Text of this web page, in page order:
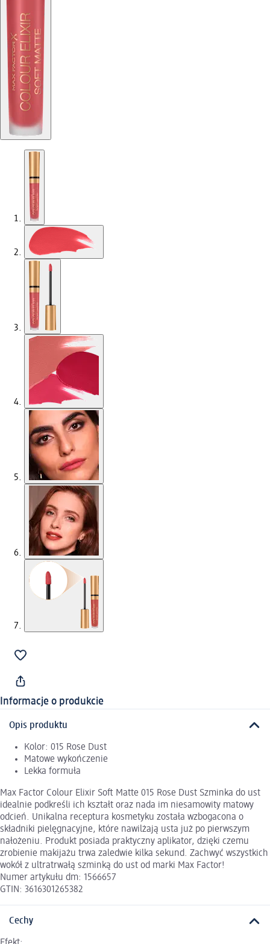
Informacje o produkcie
Opis produktu
Kolor: 015 Rose Dust
Matowe wykończenie
Lekka formuła
Max Factor Colour Elixir Soft Matte 015 Rose Dust Szminka do ust
idealnie podkreśli ich kształt oraz nada im niesamowity matowy
odcień. Unikalna receptura kosmetyku została wzbogacona o
składniki pielęgnacyjne, które nawilżają usta już po pierwszym
nałożeniu. Produkt posiada praktyczny aplikator, dzięki czemu
zrobienie makijażu trwa zaledwie kilka sekund. Zachwyć wszystkich
wokół z ultratrwałą szminką do ust od marki Max Factor!
Numer artykułu dm: 1566657
GTIN: 3616301265382
Cechy